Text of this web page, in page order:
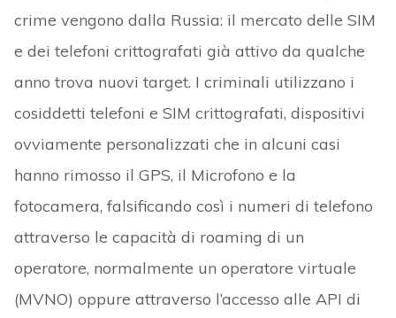
crime vengono dalla Russia: il mercato delle SIM
e dei telefoni crittografati già attivo da qualche
anno trova nuovi target. I criminali utilizzano i
cosiddetti telefoni e SIM crittografati, dispositivi
ovviamente personalizzati che in alcuni casi
hanno rimosso il GPS, il Microfono e la
fotocamera, falsificando così i numeri di telefono
attraverso le capacità di roaming di un
operatore, normalmente un operatore virtuale
(MVNO) oppure attraverso l’accesso alle API di